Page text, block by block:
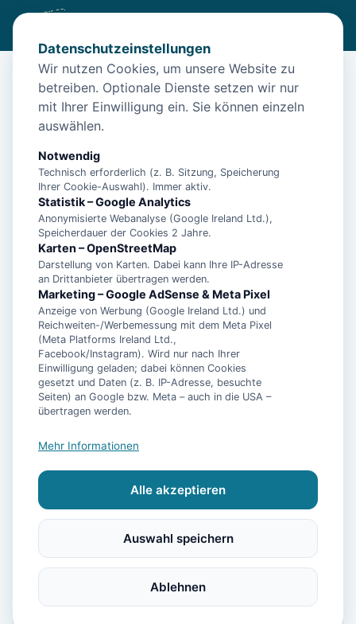
Diese Unterkunft ist aktuell nicht
buchbar
Unterkünfte in der Nähe
"Fischerhaus", Manuela Landmann -
Ferienwohnung 1 - 15447
"Haus am Leuchtturm" Einzelzimmer,
Landmann - Einzelzimmer - 11014
"Haus am Park" Joni und Claudia Sudradjat
- Ferienwohnung 2 - 15587
"Haus Göken" Emken - Ferienwohnung 2 -
15178
"Kolks Huus, Seglerweg" - Ferienwohnung
"Störmhuus" Rodenbäck, Silke - Wohnung
Datenschutzeinstellungen
Wir nutzen Cookies, um unsere Website zu
betreiben. Optionale Dienste setzen wir nur
mit Ihrer Einwilligung ein. Sie können einzeln
auswählen.
Notwendig
Technisch erforderlich (z. B. Sitzung, Speicherung
Ihrer Cookie-Auswahl). Immer aktiv.
Statistik – Google Analytics
Anonymisierte Webanalyse (Google Ireland Ltd.),
Speicherdauer der Cookies 2 Jahre.
Karten – OpenStreetMap
Darstellung von Karten. Dabei kann Ihre IP-Adresse
an Drittanbieter übertragen werden.
Marketing – Google AdSense & Meta Pixel
Anzeige von Werbung (Google Ireland Ltd.) und
Reichweiten-/Werbemessung mit dem Meta Pixel
(Meta Platforms Ireland Ltd.,
Facebook/Instagram). Wird nur nach Ihrer
Einwilligung geladen; dabei können Cookies
gesetzt und Daten (z. B. IP-Adresse, besuchte
Seiten) an Google bzw. Meta – auch in die USA –
übertragen werden.
Mehr Informationen
Alle akzeptieren
Auswahl speichern
Ablehnen